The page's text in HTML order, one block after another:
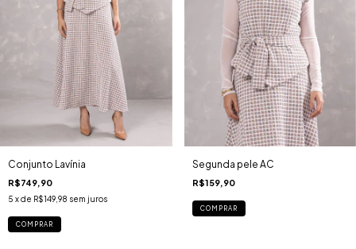
Conjunto Lavínia
R$749,90
5 x de R$149,98 sem juros
COMPRAR
Segunda pele AC
R$159,90
COMPRAR